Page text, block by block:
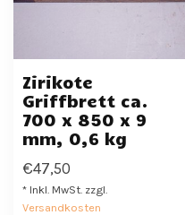
Zirikote
Griffbrett ca.
700 x 850 x 9
mm, 0,6 kg
€47,50
* Inkl. MwSt. zzgl.
Versandkosten